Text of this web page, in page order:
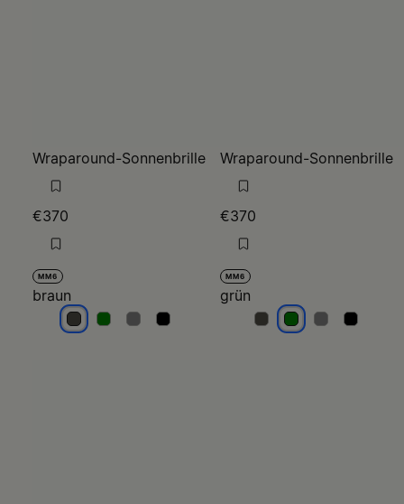
Wraparound-Sonnenbrille
€370
MM6
braun
braunbraunbraunbraun
Wraparound-Sonnenbrille
€370
MM6
grün
grüngrüngrüngrün